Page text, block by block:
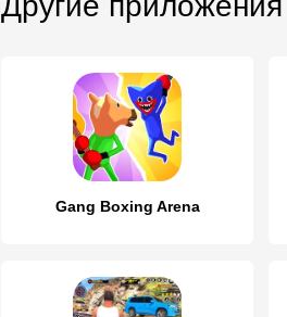
Gang Boxing Arena